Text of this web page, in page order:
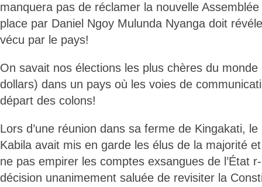
manquera pas de réclamer la nouvelle
place par Daniel Ngoy Mulunda Nyanga doit
vécu par le pays!
On savait nos élections les plus chères du monde
dollars) dans un pays où les voies de
départ des colons!
Lors d’une réunion dans sa ferme de Kingakati, le
Kabila avait mis en garde les élus de la majorité
ne pas empirer les comptes exsangues de l’État
décision unanimement saluée de revisiter la